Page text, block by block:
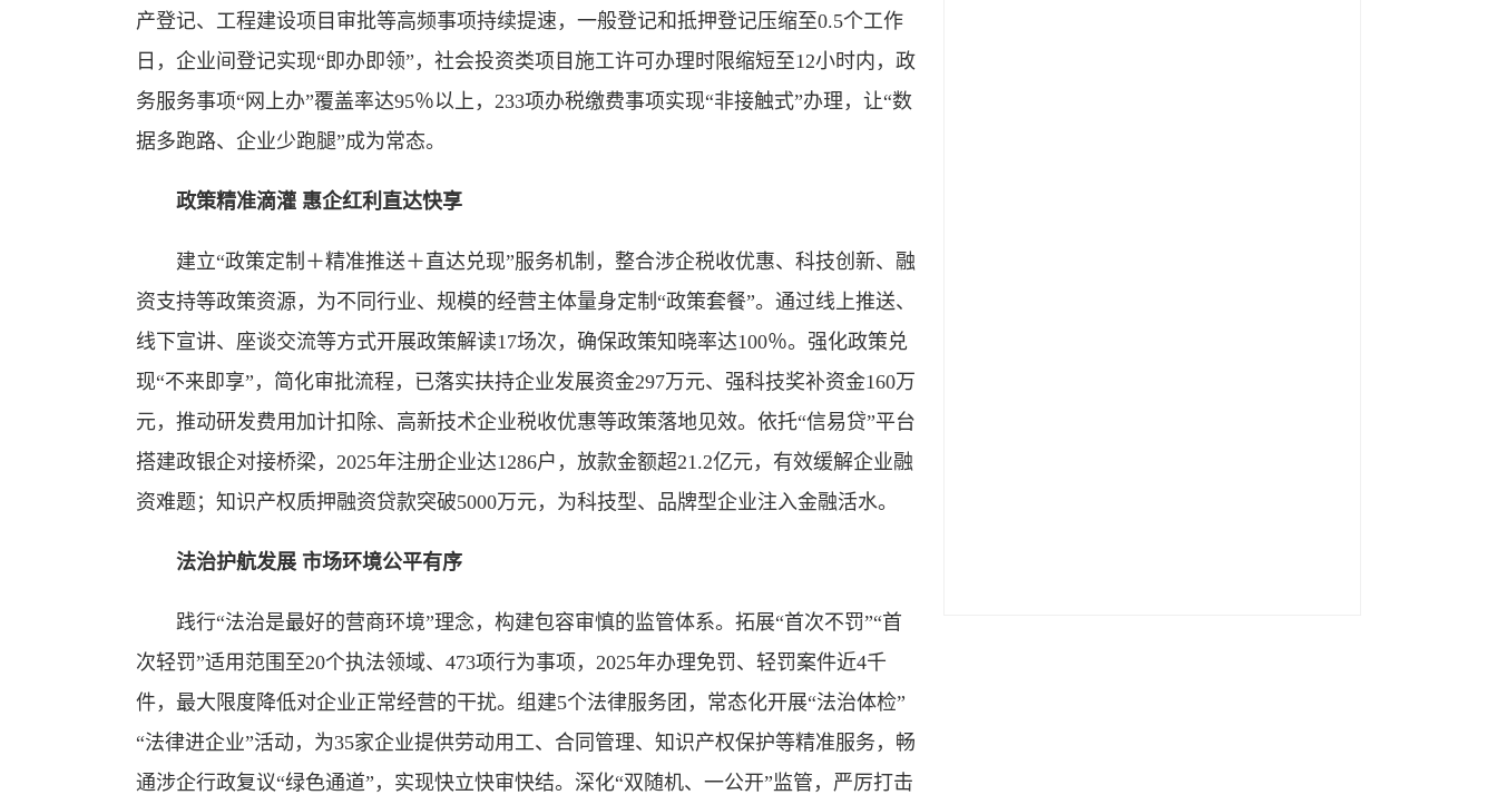
产登记、工程建设项目审批等高频事项持续提速，一般登记和抵押登记压缩至0.5个工作
日，企业间登记实现“即办即领”，社会投资类项目施工许可办理时限缩短至12小时内，政
务服务事项“网上办”覆盖率达95％以上，233项办税缴费事项实现“非接触式”办理，让“数
据多跑路、企业少跑腿”成为常态。
政策精准滴灌 惠企红利直达快享
建立“政策定制＋精准推送＋直达兑现”服务机制，整合涉企税收优惠、科技创新、融
资支持等政策资源，为不同行业、规模的经营主体量身定制“政策套餐”。通过线上推送、
线下宣讲、座谈交流等方式开展政策解读17场次，确保政策知晓率达100％。强化政策兑
现“不来即享”，简化审批流程，已落实扶持企业发展资金297万元、强科技奖补资金160万
元，推动研发费用加计扣除、高新技术企业税收优惠等政策落地见效。依托“信易贷”平台
搭建政银企对接桥梁，2025年注册企业达1286户，放款金额超21.2亿元，有效缓解企业融
资难题；知识产权质押融资贷款突破5000万元，为科技型、品牌型企业注入金融活水。
法治护航发展 市场环境公平有序
践行“法治是最好的营商环境”理念，构建包容审慎的监管体系。拓展“首次不罚”“首
次轻罚”适用范围至20个执法领域、473项行为事项，2025年办理免罚、轻罚案件近4千
件，最大限度降低对企业正常经营的干扰。组建5个法律服务团，常态化开展“法治体检”
“法律进企业”活动，为35家企业提供劳动用工、合同管理、知识产权保护等精准服务，畅
通涉企行政复议“绿色通道”，实现快立快审快结。深化“双随机、一公开”监管，严厉打击